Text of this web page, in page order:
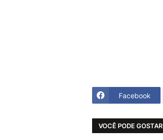
Facebook
VOCÊ PODE GOSTAR